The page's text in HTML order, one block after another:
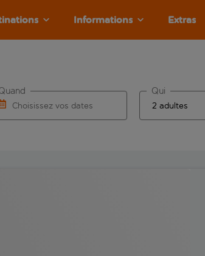
Informations Extras
Choisissez vos dates
Qui